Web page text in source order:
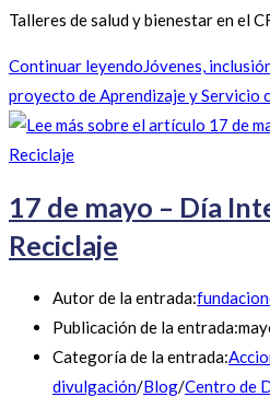
Talleres de salud y bienestar en el
Continuar leyendoJóvenes,
proyecto de Aprendizaje y Servicio
17 de mayo – Día
Reciclaje
Autor de la entrada:
Publicación de la entrada:
Categoría de la entrada:
divulgación/Blog/Centro de